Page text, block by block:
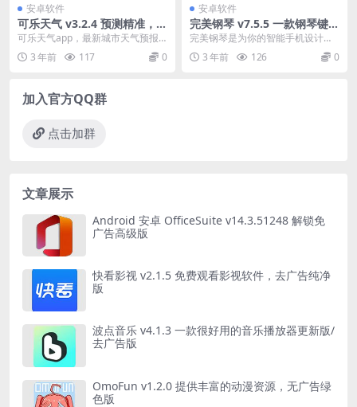
安卓软件
可乐天气 v3.2.4 预测精准，信
息齐全，界面简洁，去广告纯
可乐天气app，最新城市天气预报
软件，实时获取未来7天天气数据，
预测精准，信息齐...
3 年前 117 0
安卓软件
完美钢琴 v7.5.5 一款钢琴键盘
模拟器免广告版
完美钢琴是为你的智能手机设计的
钢琴键盘模拟器。使用真实的钢琴
声音，你可以使用这个...
3 年前 126 0
加入官方QQ群
点击加群
文章展示
Android 安卓 OfficeSuite v14.3.51248 解锁免
广告高级版
快看影视 v2.1.5 免费观看影视软件，去广告纯净
版
波点音乐 v4.1.3 一款很好用的音乐播放器更新版/
去广告版
OmoFun v1.2.0 提供丰富的动漫资源，无广告绿
色版